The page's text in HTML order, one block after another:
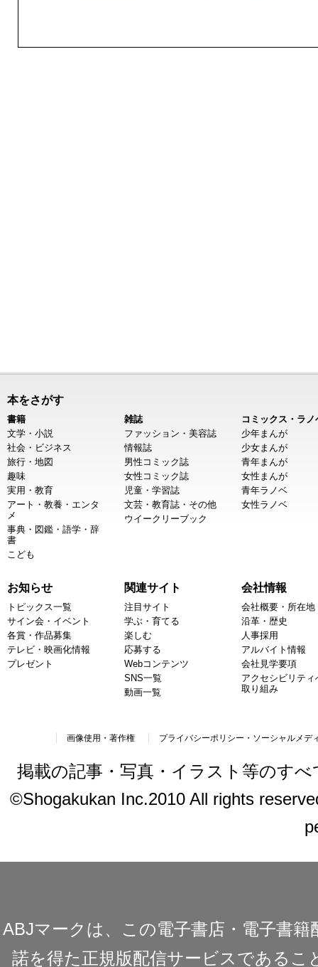
本をさがす
書籍
文学・小説
社会・ビジネス
旅行・地図
趣味
実用・教育
アート・教養・エンタ
メ
事典・図鑑・語学・辞
書
こども
雑誌
ファッション・美容誌
情報誌
男性コミック誌
女性コミック誌
児童・学習誌
文芸・教育誌・その他
ウイークリーブック
コミックス・ラノ
少年まんが
少女まんが
青年まんが
女性まんが
青年ラノベ
女性ラノベ
お知らせ
トピックス一覧
サイン会・イベント
各賞・作品募集
テレビ・映画化情報
プレゼント
関連サイト
注目サイト
学ぶ・育てる
楽しむ
応募する
Webコンテンツ
SNS一覧
動画一覧
会社情報
会社概要・所在地
沿革・歴史
人事採用
アルバイト情報
会社見学要項
アクセシビリティ
取り組み
画像使用・著作権 プライバシーポリシー・ソーシャルメデ
掲載の記事・写真・イラスト等のす
©Shogakukan Inc.2010 All rights
ABJマークは、この電子書店・電子書
諾を得た正規版配信サービスであるこ